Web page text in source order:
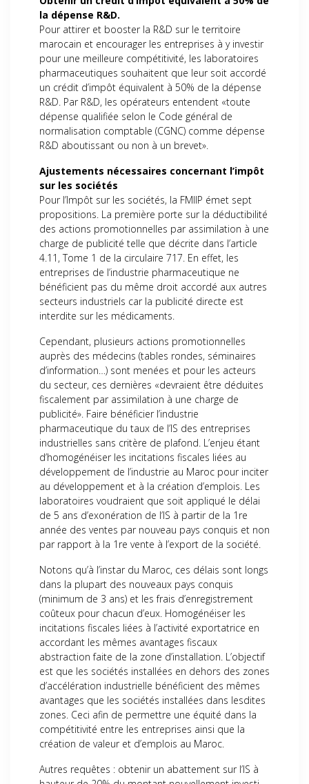
la dépense R&D.
Pour attirer et booster la R&D sur le territoire
marocain et encourager les entreprises à y investir
pour une meilleure compétitivité, les laboratoires
pharmaceutiques souhaitent que leur soit accordé
un crédit d’impôt équivalent à 50% de la dépense
R&D. Par R&D, les opérateurs entendent «toute
dépense qualifiée selon le Code général de
normalisation comptable (CGNC) comme dépense
R&D aboutissant ou non à un brevet».
Ajustements nécessaires concernant l’impôt
sur les sociétés
Pour l’Impôt sur les sociétés, la FMIIP émet sept
propositions. La première porte sur la déductibilité
des actions promotionnelles par assimilation à une
charge de publicité telle que décrite dans l’article
4.11, Tome 1 de la circulaire 717. En effet, les
entreprises de l’industrie pharmaceutique ne
bénéficient pas du même droit accordé aux autres
secteurs industriels car la publicité directe est
interdite sur les médicaments.
Cependant, plusieurs actions promotionnelles
auprès des médecins (tables rondes, séminaires
d’information…) sont menées et pour les acteurs
du secteur, ces dernières «devraient être déduites
fiscalement par assimilation à une charge de
publicité». Faire bénéficier l’industrie
pharmaceutique du taux de l’IS des entreprises
industrielles sans critère de plafond. L’enjeu étant
d’homogénéiser les incitations fiscales liées au
développement de l’industrie au Maroc pour inciter
au développement et à la création d’emplois. Les
laboratoires voudraient que soit appliqué le délai
de 5 ans d’exonération de l’IS à partir de la 1re
année des ventes par nouveau pays conquis et non
par rapport à la 1re vente à l’export de la société.
Notons qu’à l’instar du Maroc, ces délais sont longs
dans la plupart des nouveaux pays conquis
(minimum de 3 ans) et les frais d’enregistrement
coûteux pour chacun d’eux. Homogénéiser les
incitations fiscales liées à l’activité exportatrice en
accordant les mêmes avantages fiscaux
abstraction faite de la zone d’installation. L’objectif
est que les sociétés installées en dehors des zones
d’accélération industrielle bénéficient des mêmes
avantages que les sociétés installées dans lesdites
zones. Ceci afin de permettre une équité dans la
compétitivité entre les entreprises ainsi que la
création de valeur et d’emplois au Maroc.
Autres requêtes : obtenir un abattement sur l’IS à